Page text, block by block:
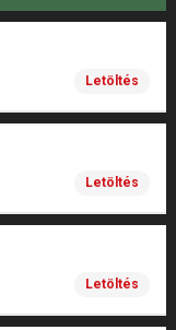
Letöltés
Letöltés
Letöltés